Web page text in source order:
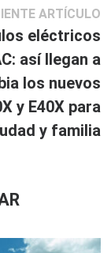
ARTÍCULO
eléctricos
así llegan a
los nuevos
y E40X para
y familia